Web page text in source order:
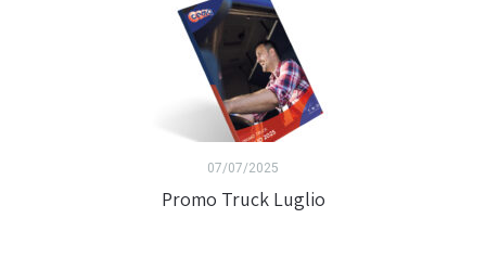
07/07/2025
Promo Truck Luglio